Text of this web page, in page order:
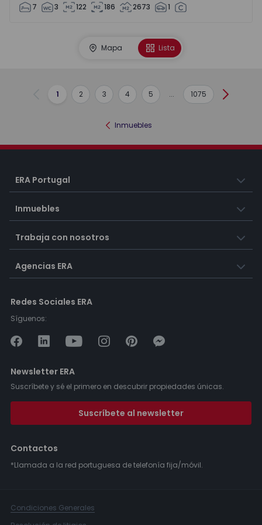
7 3 122 186 2673 1
Mapa Lista
Anterior
1 2 3 4 5 ... 1075
Inmuebles
ERA Portugal
Inmuebles
Trabaja con nosotros
Agencias ERA
Redes Sociales ERA
Síguenos:
Newsletter ERA
Suscríbete y sé el primero en descubrir propiedades únicas.
Suscríbete al newsletter
Contactos
*Llamada a la red portuguesa de telefonía fija/móvil.
Condiciones Generales